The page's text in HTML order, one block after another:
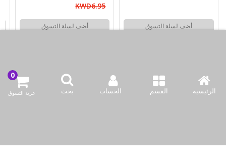
الرئيسية القسم الحساب بحث عربة التسوق
أضف لسلة التسوق
KWD6.95
أضف لسلة التسوق